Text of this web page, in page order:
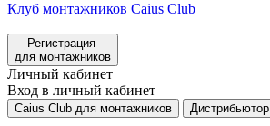
Клуб монтажников Caius Club
Регистрация
для монтажников
Личный кабинет
Вход в личный кабинет
Caius Club для монтажников Дистрибьютор